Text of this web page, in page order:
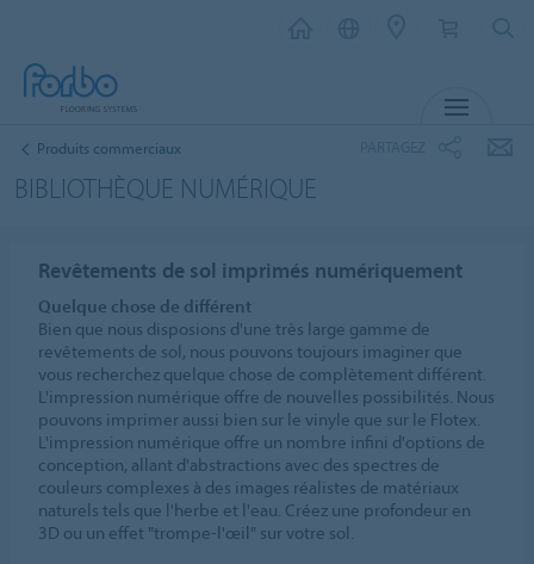
Produits commerciaux
BIBLIOTHÈQUE NUMÉRIQUE
Revêtements de sol imprimés numériquement
Quelque chose de différent
Bien que nous disposions d'une très large gamme de
revêtements de sol, nous pouvons toujours imaginer que
vous recherchez quelque chose de complètement différent.
L'impression numérique offre de nouvelles possibilités. Nous
pouvons imprimer aussi bien sur le vinyle que sur le Flotex.
L'impression numérique offre un nombre infini d'options de
conception, allant d'abstractions avec des spectres de
couleurs complexes à des images réalistes de matériaux
naturels tels que l'herbe et l'eau. Créez une profondeur en
3D ou un effet "trompe-l'œil" sur votre sol.